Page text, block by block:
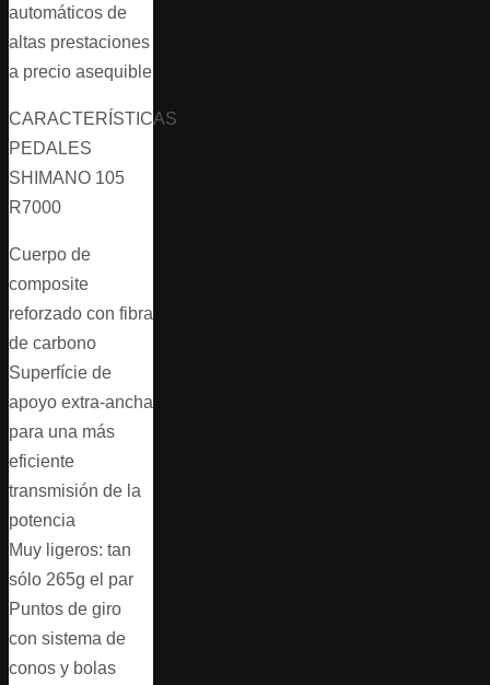
automáticos de
altas prestaciones
a precio asequible
CARACTERÍSTICAS
PEDALES
SHIMANO 105
R7000
Cuerpo de
composite
reforzado con fibra
de carbono
Superfície de
apoyo extra-ancha
para una más
eficiente
transmisión de la
potencia
Muy ligeros: tan
sólo 265g el par
Puntos de giro
con sistema de
conos y bolas